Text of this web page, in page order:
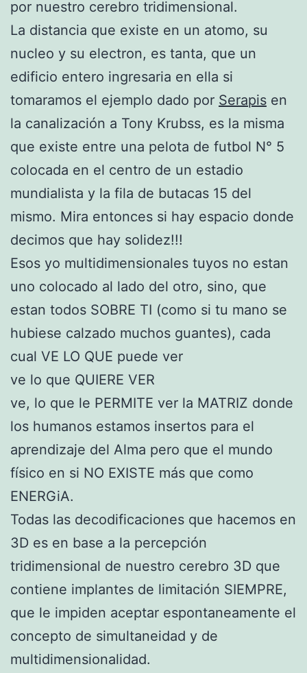
por nuestro cerebro tridimensional.
La distancia que existe en un atomo, su
nucleo y su electron, es tanta, que un
edificio entero ingresaria en ella si
tomaramos el ejemplo dado por Serapis en
la canalización a Tony Krubss, es la misma
que existe entre una pelota de futbol N° 5
colocada en el centro de un estadio
mundialista y la fila de butacas 15 del
mismo. Mira entonces si hay espacio donde
decimos que hay solidez!!!
Esos yo multidimensionales tuyos no estan
uno colocado al lado del otro, sino, que
estan todos SOBRE TI (como si tu mano se
hubiese calzado muchos guantes), cada
cual VE LO QUE puede ver
ve lo que QUIERE VER
ve, lo que le PERMITE ver la MATRIZ donde
los humanos estamos insertos para el
aprendizaje del Alma pero que el mundo
físico en si NO EXISTE más que como
ENERGiA.
Todas las decodificaciones que hacemos en
3D es en base a la percepción
tridimensional de nuestro cerebro 3D que
contiene implantes de limitación SIEMPRE,
que le impiden aceptar espontaneamente el
concepto de simultaneidad y de
multidimensionalidad.